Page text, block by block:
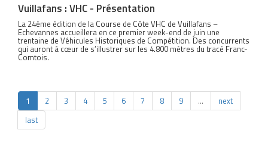
Vuillafans : VHC - Présentation
La 24ème édition de la Course de Côte VHC de Vuillafans –
Echevannes accueillera en ce premier week-end de juin une
trentaine de Véhicules Historiques de Compétition. Des concurrents
qui auront à cœur de s’illustrer sur les 4.800 mètres du tracé Franc-
Comtois.
1 2 3 4 5 6 7 8 9 …
next
last